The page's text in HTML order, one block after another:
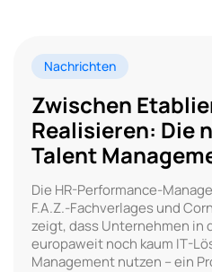
Nachrichten
Zwischen
Realisieren: Die
Talent
Die HR-Performance-
F.A.Z.-Fachverlages und
zeigt, dass Unternehmen in
europaweit noch kaum IT-
Management nutzen – ein